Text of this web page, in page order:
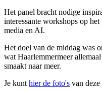
Het panel bracht nodige
interessante workshops op
media en AI.
Het doel van de middag was
wat Haarlemmermeer
smaakt naar meer.
Je kunt hier de foto's van